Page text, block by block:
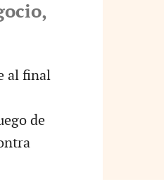
al final
de